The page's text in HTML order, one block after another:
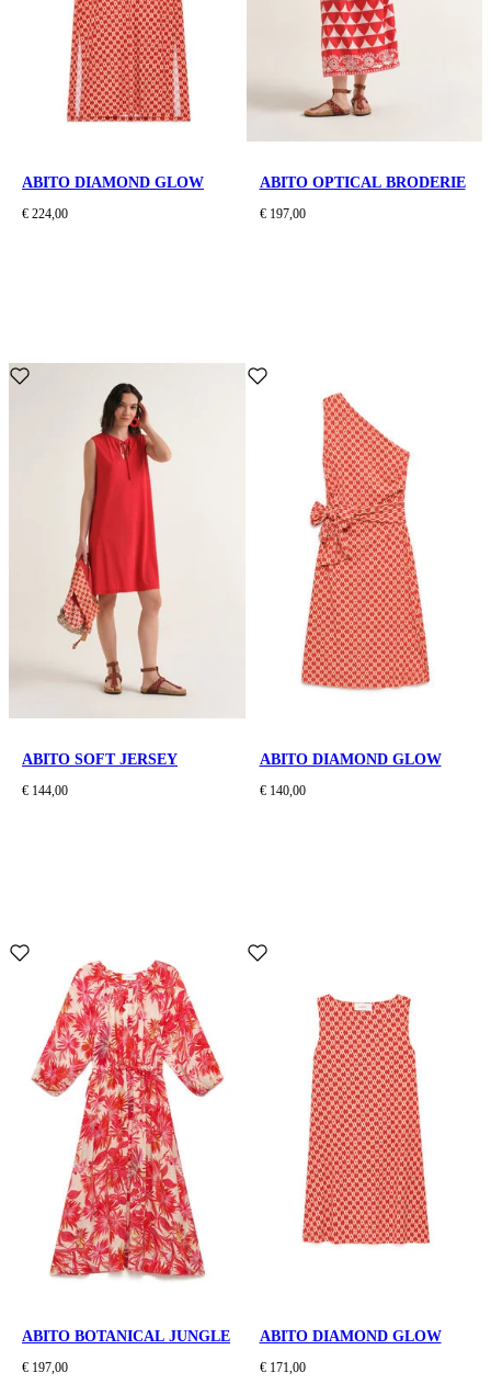
ABITO DIAMOND GLOW
€ 224,00
ABITO OPTICAL BRODERIE
€ 197,00
ABITO SOFT JERSEY
€ 144,00
ABITO DIAMOND GLOW
€ 140,00
ABITO BOTANICAL JUNGLE
€ 197,00
ABITO DIAMOND GLOW
€ 171,00